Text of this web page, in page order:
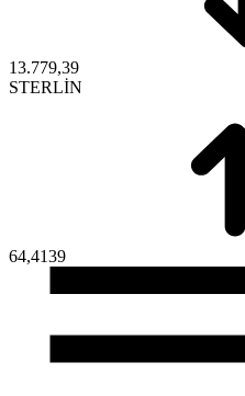
13.779,39
STERLİN
64,4139